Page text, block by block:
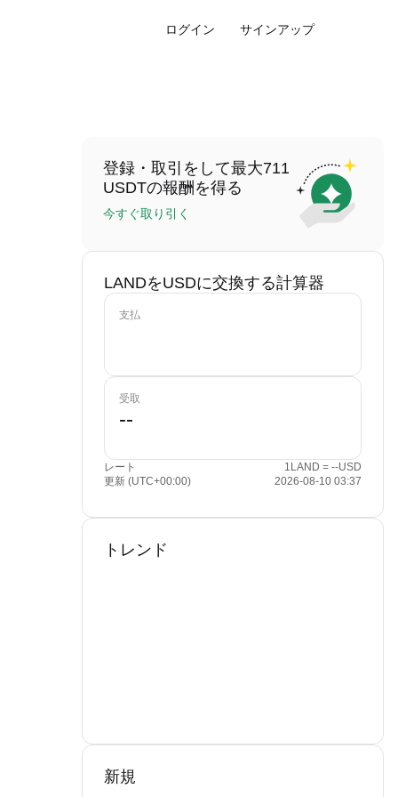
ログイン サインアップ
登録・取引をして最大711
USDTの報酬を得る
今すぐ取り引く
LANDをUSDに交換する計算器
支払
受取
レート
1LAND = --USD
更新 (UTC+00:00)
2026-08-10 03:37
トレンド
新規